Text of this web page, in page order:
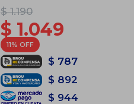
$ 1.190
$ 1.049
11
$ 787
$ 892
$ 944